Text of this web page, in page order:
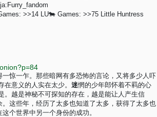
>>14 LU🐄 Games: >>75 Little Huntress
惊一乍。那些暗网有多恐怖的言论，又将多少人吓
意义的人实在太少。 迷惘的少年郎怀着不羁的心
。越是神秘不可探知的存在，越是能让人产生信
这些年，经历了太多也知道了太多，获得了太多也
个世界中另一个身份的成功。